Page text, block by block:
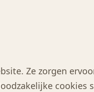
Ze zorgen
cookies